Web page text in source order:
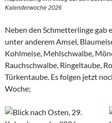
Kalenderwoche 2026
Neben den Schmetterlinge gab
unter anderem Amsel,
Kohlmeise, Mehlschwalbe,
Rauchschwalbe, Ringeltaube,
Türkentaube. Es folgen jetzt
Woche;